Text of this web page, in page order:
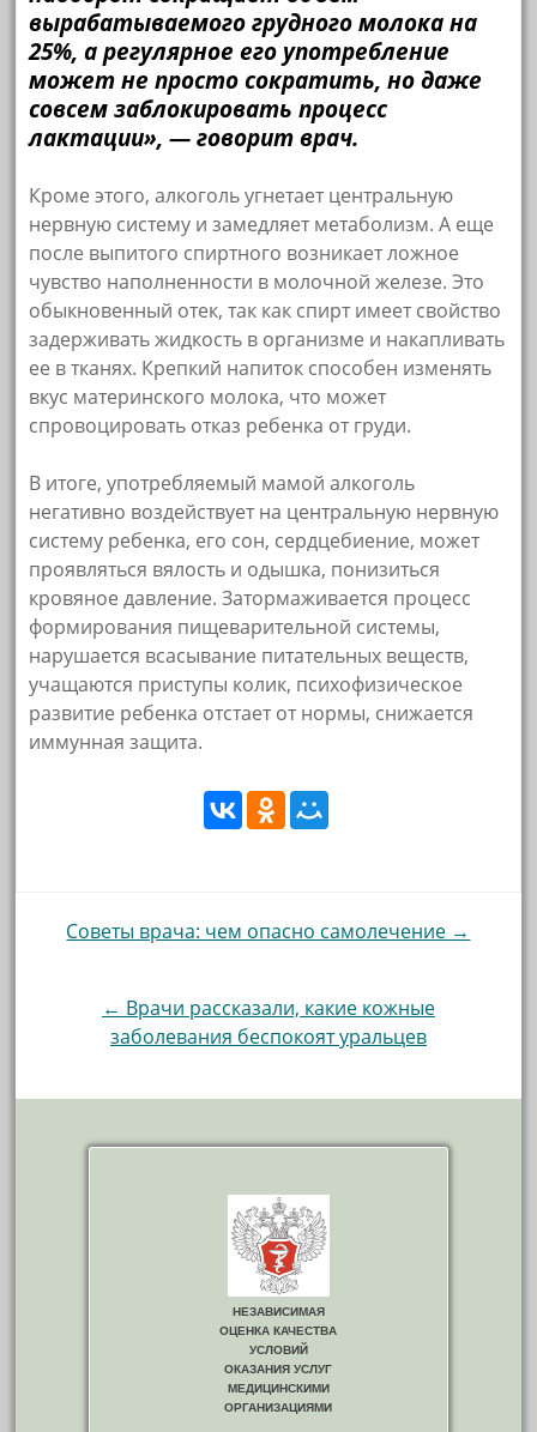
вырабатываемого грудного молока на
25%, а регулярное его употребление
может не просто сократить, но даже
совсем заблокировать процесс
лактации», — говорит врач.
Кроме этого, алкоголь угнетает центральную
нервную систему и замедляет метаболизм. А еще
после выпитого спиртного возникает ложное
чувство наполненности в молочной железе. Это
обыкновенный отек, так как спирт имеет свойство
задерживать жидкость в организме и накапливать
ее в тканях. Крепкий напиток способен изменять
вкус материнского молока, что может
спровоцировать отказ ребенка от груди.
В итоге, употребляемый мамой алкоголь
негативно воздействует на центральную нервную
систему ребенка, его сон, сердцебиение, может
проявляться вялость и одышка, понизиться
кровяное давление. Затормаживается процесс
формирования пищеварительной системы,
нарушается всасывание питательных веществ,
учащаются приступы колик, психофизическое
развитие ребенка отстает от нормы, снижается
иммунная защита.
Навигация
записям
Советы врача: чем опасно самолечение →
← Врачи рассказали, какие кожные
заболевания беспокоят уральцев